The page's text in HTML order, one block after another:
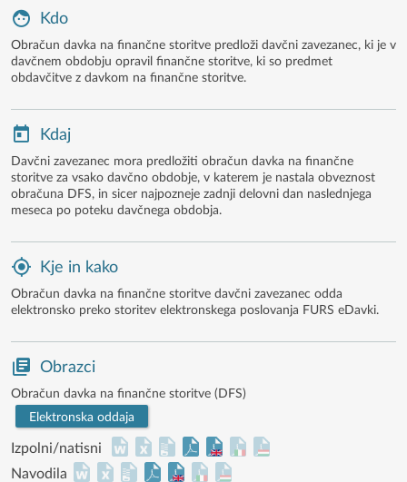
Kdo
Obračun davka na finančne storitve predloži davčni zavezanec, ki je v
davčnem obdobju opravil finančne storitve, ki so predmet
obdavčitve z davkom na finančne storitve.
Kdaj
Davčni zavezanec mora predložiti obračun davka na finančne
storitve za vsako davčno obdobje, v katerem je nastala obveznost
obračuna DFS, in sicer najpozneje zadnji delovni dan naslednjega
meseca po poteku davčnega obdobja.
Kje in kako
Obračun davka na finančne storitve davčni zavezanec odda
elektronsko preko storitev elektronskega poslovanja FURS eDavki.
Obrazci
Obračun davka na finančne storitve (DFS)
Elektronska oddaja
Izpolni/natisni
Navodila